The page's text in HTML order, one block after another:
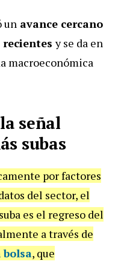
un avance cercano
recientesy se da en
macroeconómica
señal
subas
por factores
del sector, el
es el regreso del
a través de
bolsa, que